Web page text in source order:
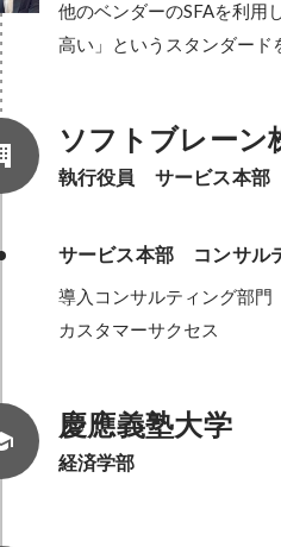
他のベンダーのSFAを利用
高い」というスタンダー
ソフトブレーン
執行役員　サービス本部
サービス本部　コンサル
導入コンサルティング部門
カスタマーサクセス
慶應義塾大学
経済学部